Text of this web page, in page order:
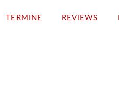
TERMINE REVIEWS